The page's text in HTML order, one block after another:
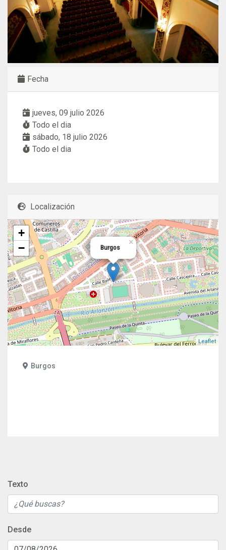
Fecha
jueves, 09 julio 2026
Todo el dia
sábado, 18 julio 2026
Todo el dia
Localización
Burgos
×
+
−
Leaflet
Burgos
Texto
Desde